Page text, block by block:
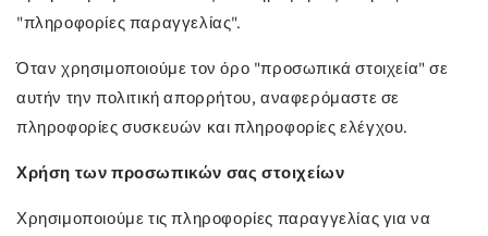
"πληροφορίες παραγγελίας".
Όταν χρησιμοποιούμε τον όρο "προσωπικά στοιχεία" σε
αυτήν την πολιτική απορρήτου, αναφερόμαστε σε
πληροφορίες συσκευών και πληροφορίες ελέγχου.
Χρήση των προσωπικών σας στοιχείων
Χρησιμοποιούμε τις πληροφορίες παραγγελίας για να